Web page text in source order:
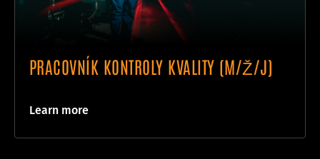
PRACOVNÍK KONTROLY KVALITY (M/Ž/J)
Learn more